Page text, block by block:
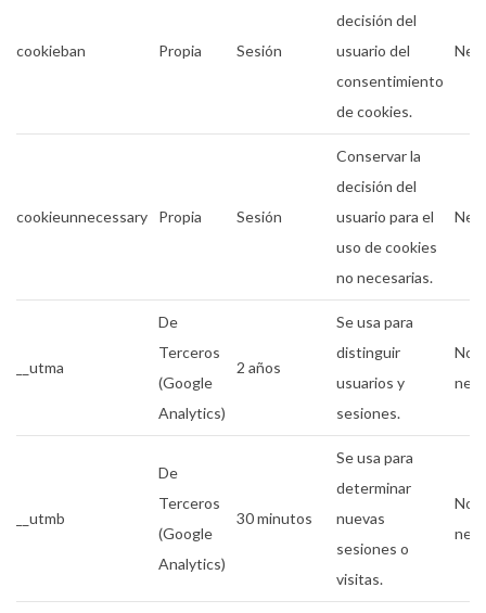
cookieban Propia Sesión
decisión del
usuario del
consentimiento
de cookies.
cookieunnecessary Propia Sesión
Conservar la
decisión del
usuario para el
uso de cookies
no necesarias.
__utma
De
Terceros
(Google
Analytics)
2 años
Se usa para
distinguir
usuarios y
sesiones.
No
__utmb
De
Terceros
(Google
Analytics)
30 minutos
Se usa para
determinar
nuevas
sesiones o
visitas.
No